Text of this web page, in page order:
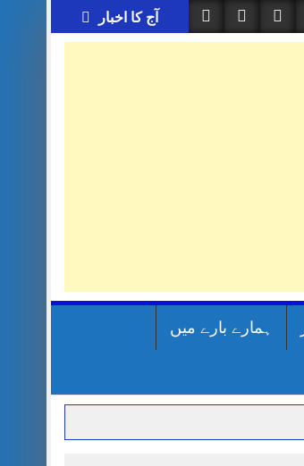
آج کا اخبار
ہمارے بارے میں